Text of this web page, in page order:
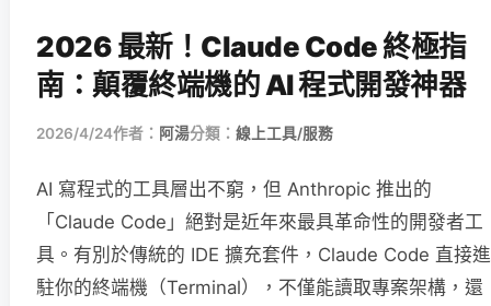
2026 最新！Claude Code 終極指
南：顛覆終端機的 AI 程式開發神器
2026/4/24作者： 阿湯分類： 線上工具/服務
AI 寫程式的工具層出不窮，但 Anthropic 推出的
「Claude Code」絕對是近年來最具革命性的開發者工
具。有別於傳統的 IDE 擴充套件，Claude Code 直接進
駐你的終端機（Terminal），不僅能讀取專案架構，還